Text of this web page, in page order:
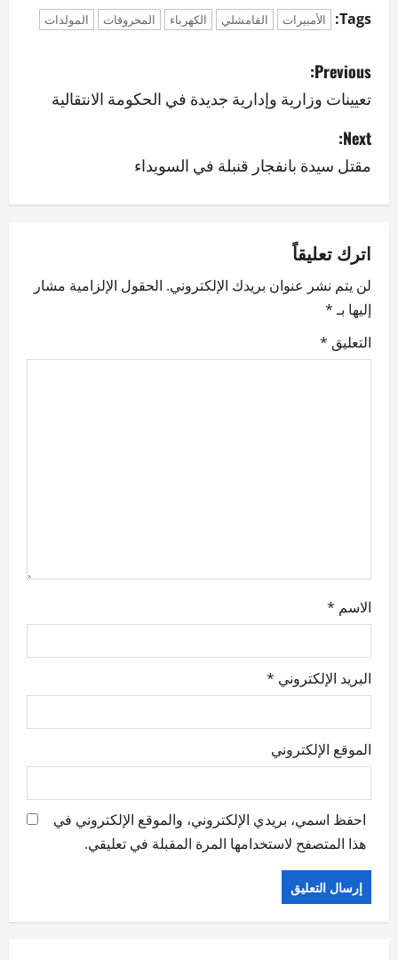
Tags: الأمبيرات القامشلي الكهرباء المحروقات المولدات
P
o
s
t
n
a
v
i
g
Previous:
تعيينات وزارية وإدارية جديدة في الحكومة الانتقالية
Next:
مقتل سيدة بانفجار قنبلة في السويداء
اترك تعليقاً
لن يتم نشر عنوان بريدك الإلكتروني. الحقول الإلزامية مشار
إليها بـ*
التعليق *
الاسم *
البريد الإلكتروني *
الموقع الإلكتروني
احفظ اسمي، بريدي الإلكتروني، والموقع الإلكتروني في
هذا المتصفح لاستخدامها المرة المقبلة في تعليقي.